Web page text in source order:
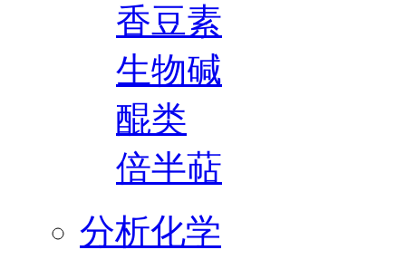
香豆素
生物碱
醌类
倍半萜
分析化学